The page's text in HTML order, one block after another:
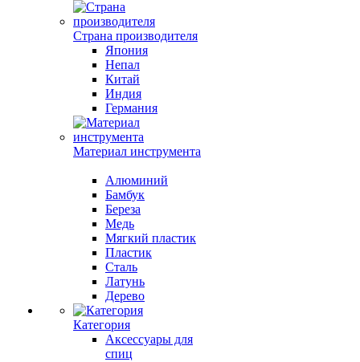
Страна производителя
Япония
Непал
Китай
Индия
Германия
Материал инструмента
Алюминий
Бамбук
Береза
Медь
Мягкий пластик
Пластик
Сталь
Латунь
Дерево
Категория
Аксессуары для
спиц